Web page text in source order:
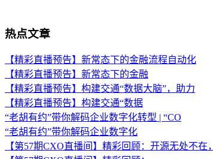
热点文章
【精彩直播预告】新常态下的金融流程自动化
【精彩直播预告】新常态下的金融
【精彩直播预告】构建交通“数据大脑”，助力
【精彩直播预告】构建交通“数据
“老胡有约”带你解码企业数字化转型 | “CO
“老胡有约”带你解码企业数字化
【第57期CXO直播间】精彩回顾：开源无处不在，